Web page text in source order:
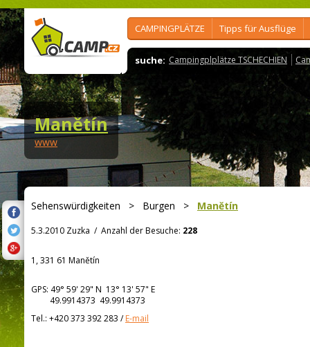
CAMPINGPLÄTZE Tipps für Ausflüge
suche: Campingplplätze TSCHECHIEN
Manětín
www
Sehenswürdigkeiten > Burgen > Manětín
5.3.2010 Zuzka / Anzahl der Besuche: 228
1, 331 61 Manětín
GPS: 49° 59' 29" N 13° 13' 57" E
49.9914373 49.9914373
Tel.: +420 373 392 283 /E-mail